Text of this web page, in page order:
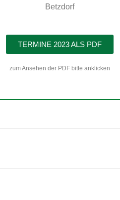
Betzdorf
TERMINE 2023 ALS PDF
zum Ansehen der PDF bitte anklicken